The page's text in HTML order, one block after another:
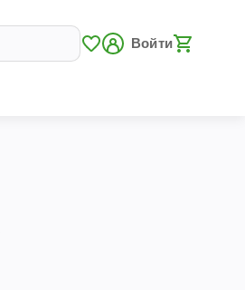
Войти